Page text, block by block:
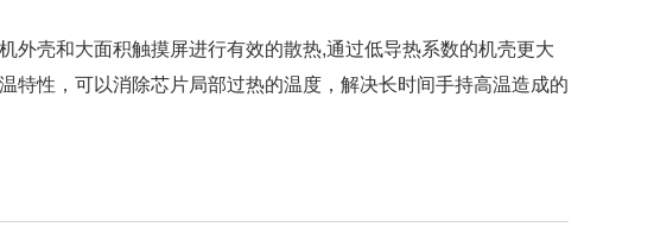
外壳和大面积触摸屏进行有效的散热,通过低导热系数的机壳更大
特性，可以消除芯片局部过热的温度，解决长时间手持高温造成的